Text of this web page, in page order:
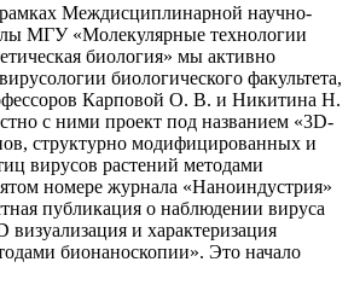
Междисциплинарной научно-
МГУ «Молекулярные технологии
биология» мы активно
биологического факультета,
Карповой О. В. и Никитина Н.
с ними проект под названием «3D-
структурно модифицированных и
вирусов растений методами
номере журнала «Наноиндустрия»
публикация о наблюдении вируса
визуализация и характеризация
бионаноскопии». Это начало